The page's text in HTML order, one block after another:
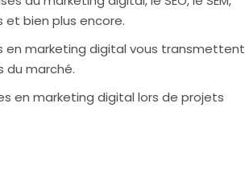
et bien plus encore.
en marketing digital vous transmettent
du marché.
en marketing digital lors de projets